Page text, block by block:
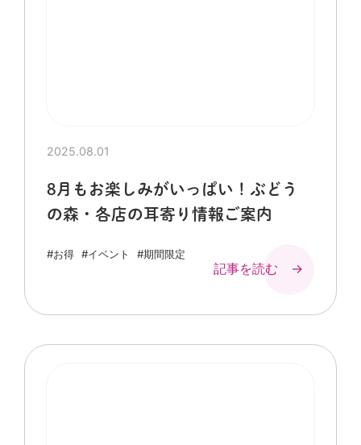
2025.08.01
8月もお楽しみがいっぱい！ぶどう
の森・各店の耳寄り情報ご案内
#お得 #イベント #期間限定
記事を読む →